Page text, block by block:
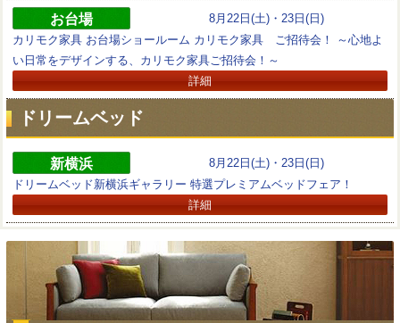
8月22日(土)・23日(日)
お台場
カリモク家具 お台場ショールーム カリモク家具 ご招待会！ ～心地よ
い日常をデザインする、カリモク家具ご招待会！～
詳細
ドリームベッド
8月22日(土)・23日(日)
新横浜
ドリームベッド新横浜ギャラリー 特選プレミアムベッドフェア！
詳細